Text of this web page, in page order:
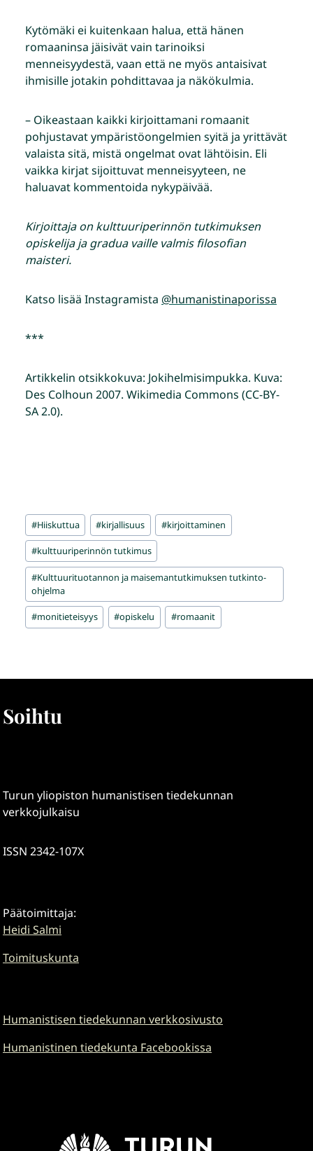
Kytömäki ei kuitenkaan halua, että hänen
romaaninsa jäisivät vain tarinoiksi
menneisyydestä, vaan että ne myös antaisivat
ihmisille jotakin pohdittavaa ja näkökulmia.
– Oikeastaan kaikki kirjoittamani romaanit
pohjustavat ympäristöongelmien syitä ja yrittävät
valaista sitä, mistä ongelmat ovat lähtöisin. Eli
vaikka kirjat sijoittuvat menneisyyteen, ne
haluavat kommentoida nykypäivää.
Kirjoittaja on kulttuuriperinnön tutkimuksen
opiskelija ja gradua vaille valmis filosofian
maisteri.
Katso lisää Instagramista @humanistinaporissa
***
Artikkelin otsikkokuva: Jokihelmisimpukka. Kuva:
Des Colhoun 2007. Wikimedia Commons (CC-BY-
SA 2.0).
Avainsanat:
#Hiiskuttua #kirjallisuus #kirjoittaminen
#kulttuuriperinnön tutkimus
#Kulttuurituotannon ja maisemantutkimuksen tutkinto-
ohjelma
#monitieteisyys #opiskelu #romaanit
Soihtu
Turun yliopiston humanistisen tiedekunnan
verkkojulkaisu
ISSN 2342-107X
Päätoimittaja:
Heidi Salmi
Toimituskunta
Humanistisen tiedekunnan verkkosivusto
Humanistinen tiedekunta Facebookissa